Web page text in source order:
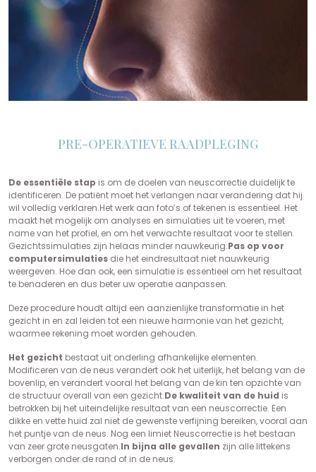
PRE-OPERATIEVE RAADPLEGING
De essentiële stap is om de doelen van neuscorrectie duidelijk te
identificeren. De patiënt moet het verlangen naar verandering dat hij
wil volledig verklaren.Het werk aan foto’s of tekenen is essentieel. Het
maakt het mogelijk om analyses en simulaties uit te voeren, met
name van het profiel, en om het verwachte resultaat voor te stellen.
Gezichtssimulaties zijn helaas minder nauwkeurig.Pas op voor
computersimulaties die het eindresultaat niet nauwkeurig
weergeven. Hoe dan ook, een simulatie is essentieel om het resultaat
te benaderen en dus beter uw operatie aanpassen.
Deze procedure houdt altijd een aanzienlijke transformatie in het
gezicht in en zal leiden tot een nieuwe harmonie van het gezicht,
waarmee rekening moet worden gehouden.
Het gezicht bestaat uit onderling afhankelijke elementen.
Modificeren van de neus verandert ook het uiterlijk, het belang van de
bovenlip, en verandert vooral het belang van de kin ten opzichte van
de structuur overall van een gezicht.De kwaliteit van de huid is
betrokken bij het uiteindelijke resultaat van een neuscorrectie. Een
dikke en vette huid zal niet de gewenste verfijning bereiken, vooral aan
het puntje van de neus. Nog een limiet Neuscorrectie is het bestaan
van zeer grote neusgaten.In bijna alle gevallen zijn alle littekens
verborgen onder de rand of in de neus.